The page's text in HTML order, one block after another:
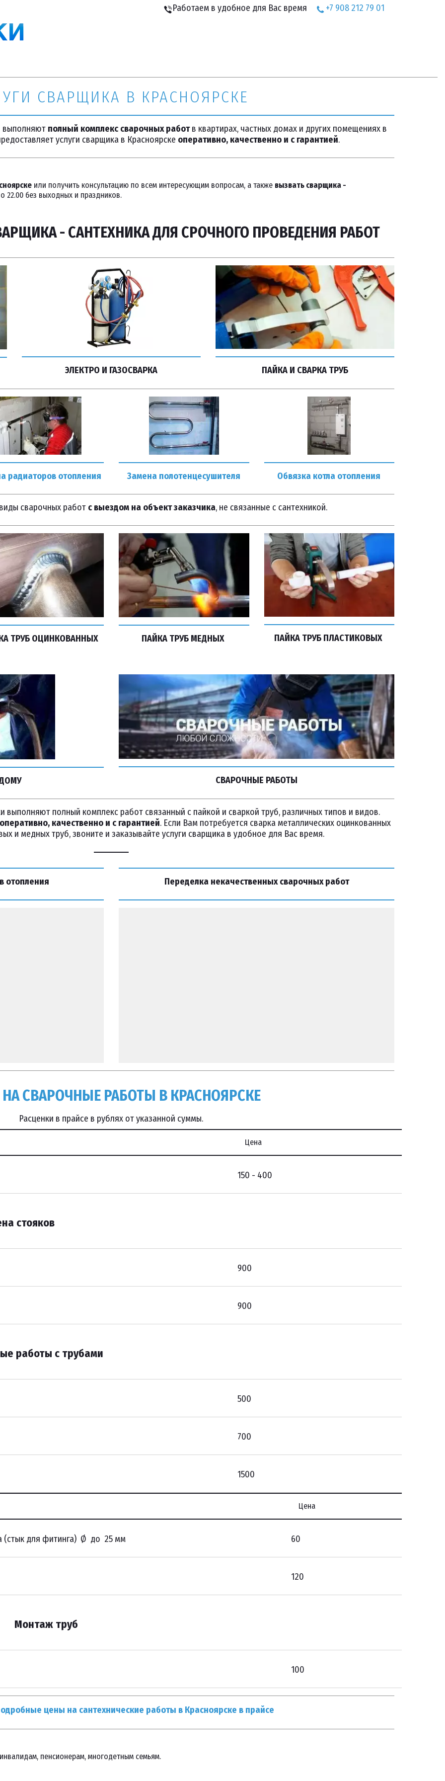
+7 908 212 79 01
Работаем в удобное для Вас время
СВАРЩИКА В КРАСНОЯРСКЕ
выполняют полный комплекс сварочных работв квартирах, частных домах и других помещениях в
услуги сварщика в Красноярске оперативно, качественно и с гарантией.
или получить консультацию по всем интересующим вопросам, а также вызвать сварщика -
без выходных и праздников.
- САНТЕХНИКА ДЛЯ СРОЧНОГО ПРОВЕДЕНИЯ РАБОТ
ЭЛЕКТРО И ГАЗОСВАРКА ПАЙКА И СВАРКА ТРУБ
радиаторов отопления Замена полотенцесушителя Обвязка котла отопления
сварочных работ с выездом на объект заказчика, не связанные с сантехникой.
ТРУБ ОЦИНКОВАННЫХ ПАЙКА ТРУБ МЕДНЫХ ПАЙКА ТРУБ ПЛАСТИКОВЫХ
СВАРОЧНЫЕ РАБОТЫ
полный комплекс работ связанный с пайкой и сваркой труб, различных типов и видов.
оперативно, качественно и с гарантией. Если Вам потребуется сварка металлических оцинкованных
и медных труб, звоните и заказывайте услуги сварщика в удобное для Вас время.
отопления Переделка некачественных сварочных работ
СВАРОЧНЫЕ РАБОТЫ В КРАСНОЯРСКЕ
Расценки в прайсе в рублях от указанной суммы.
Цена
150 - 400
стояков
900
900
работы с трубами
500
700
1500
Цена
(стык для фитинга) Ø до 25 мм 60
120
Монтаж труб
100
цены на сантехнические работы в Красноярске в прайсе
пенсионерам, многодетным семьям.